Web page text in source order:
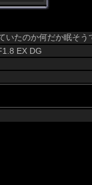
いたのか何だか眠そう
EX DG